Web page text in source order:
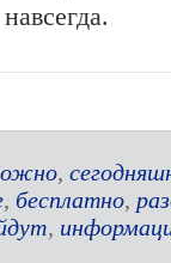
навсегда.
,
, бесплатно,
,